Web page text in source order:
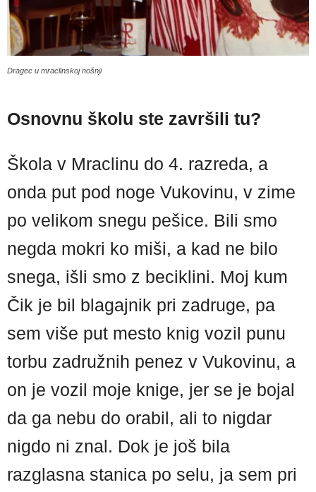
Dragec u mraclinskoj nošnji
Osnovnu školu ste završili tu?
Škola v Mraclinu do 4. razreda, a
onda put pod noge Vukovinu, v zime
po velikom snegu pešice. Bili smo
negda mokri ko miši, a kad ne bilo
snega, išli smo z beciklini. Moj kum
Čik je bil blagajnik pri zadruge, pa
sem više put mesto knig vozil punu
torbu zadružnih penez v Vukovinu, a
on je vozil moje knige, jer se je bojal
da ga nebu do orabil, ali to nigdar
nigdo ni znal. Dok je još bila
razglasna stanica po selu, ja sem pri